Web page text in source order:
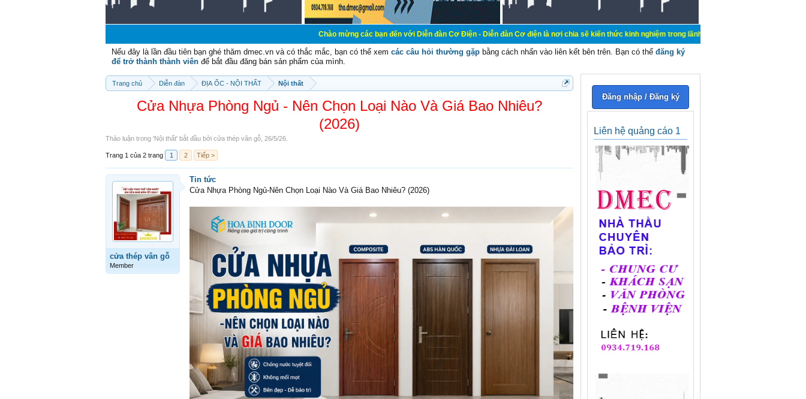
Chào mừng các bạn đến với Diễn đàn Cơ Điện - Diễn đàn Cơ điện là nơi chia sẽ kiến thức kinh nghiệm trong lãnh vực cơ điện, mua bán, ký gửi, cho thuê hàng
Nếu đây là lần đầu tiên bạn ghé thăm dmec.vn và có thắc mắc, bạn có thể xem các câu hỏi thường gặp bằng cách nhấn vào liên kết bên trên. Bạn có thể đăng ký
để trở thành thành viên để bắt đầu đăng bán sản phẩm của mình.
Trang chủ Diễn đàn ĐỊA ỐC - NỘI THẤT Nội thất
Cửa Nhựa Phòng Ngủ - Nên Chọn Loại Nào Và Giá Bao Nhiêu?
(2026)
Thảo luận trong 'Nội thất' bắt đầu bởi cửa thép vân gỗ 26/5/26
Trang 1 của 2 trang 1 2 Tiếp >
cửa thép vân gỗ
Member
Tin tức
Cửa Nhựa Phòng Ngủ-Nên Chọn Loại Nào Và Giá Bao Nhiêu? (2026)
Đăng nhập / Đăng ký
Liên hệ quảng cáo 1